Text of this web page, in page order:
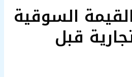
السوقية
قبل